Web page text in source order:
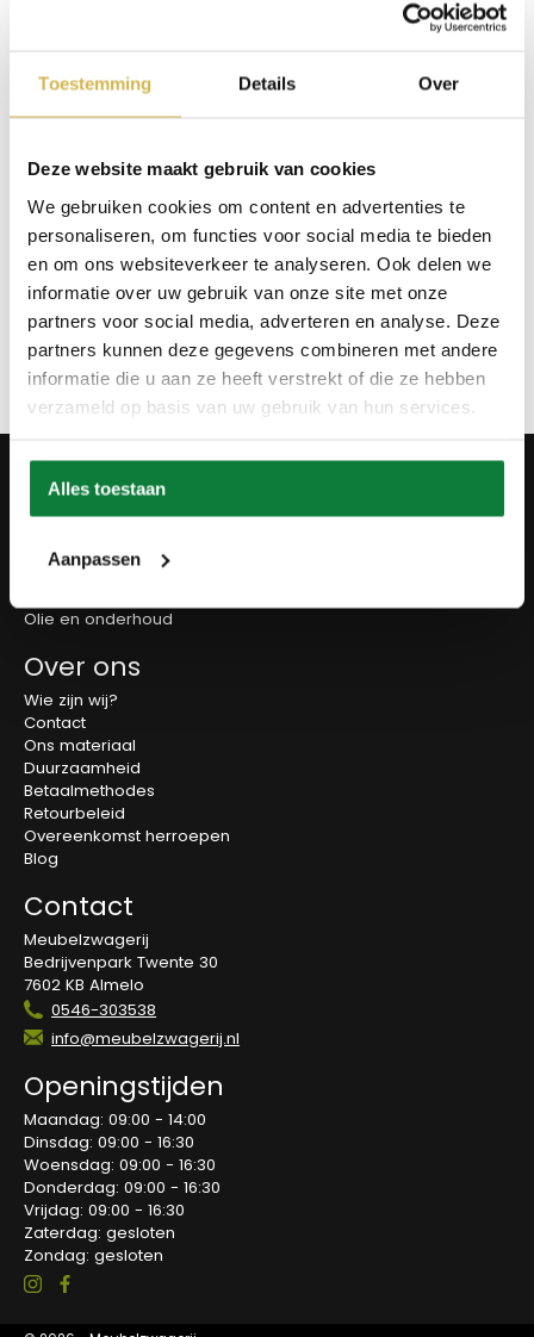
Toestemming Details Over
Deze website maakt gebruik van cookies
We gebruiken cookies om content en advertenties te
personaliseren, om functies voor social media te bieden
en om ons websiteverkeer te analyseren. Ook delen we
informatie over uw gebruik van onze site met onze
partners voor social media, adverteren en analyse. Deze
partners kunnen deze gegevens combineren met andere
informatie die u aan ze heeft verstrekt of die ze hebben
verzameld op basis van uw gebruik van hun services.
Alles toestaan
Aanpassen
Matrix-onderstel ster, koker 4x2cm
€460,00
Info aanvragen / wensen doorgeven
Op verlanglijstje
Producten
Tv-meubels
Accessoires
Olie en onderhoud
Over ons
Wie zijn wij?
Contact
Ons materiaal
Duurzaamheid
Betaalmethodes
Retourbeleid
Overeenkomst herroepen
Blog
Contact
Meubelzwagerij
Bedrijvenpark Twente 30
7602 KB Almelo
0546-303538
info@meubelzwagerij.nl
Openingstijden
Maandag: 09:00 - 14:00
Dinsdag: 09:00 - 16:30
Woensdag: 09:00 - 16:30
Donderdag: 09:00 - 16:30
Vrijdag: 09:00 - 16:30
Zaterdag: gesloten
Zondag: gesloten